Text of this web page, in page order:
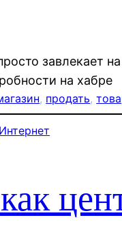
завлекает
на хабре
, продать,
Интернет